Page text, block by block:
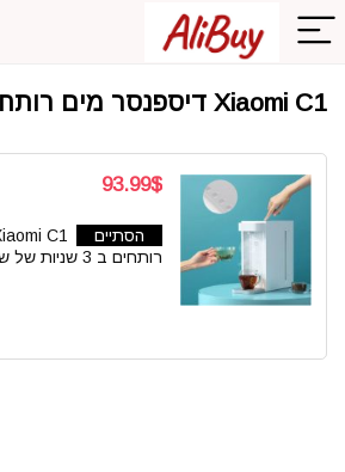
Xiaomi C1 דיספנסר מים רותחים
93.99$
הסתיים
רותחים ב 3 שניות של שיאומי